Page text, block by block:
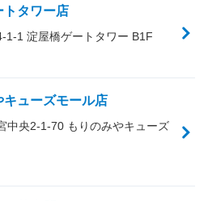
トタワー店
1-1 淀屋橋ゲートタワー B1F
キューズモール店
中央2-1-70 もりのみやキューズ